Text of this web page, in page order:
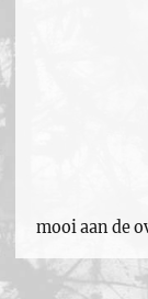
mooi aan de